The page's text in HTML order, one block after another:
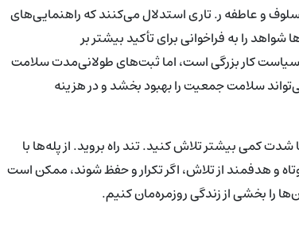
و عاطفه ر. تاری استدلال می‌کنند که راهنمایی‌های
را به فراخوانی برای تأکید بیشتر بر
سیاست کار بزرگی است، اما ثبت‌های طولانی‌مدت سلامت
سلامت جمعیت را بهبود بخشد و در هزینه
کمی بیشتر تلاش کنید. تند راه بروید. از پله‌ها با
و هدفمند از تلاش، اگر تکرار و حفظ شوند، ممکن است
را بخشی از زندگی روزمره‌مان کنیم.